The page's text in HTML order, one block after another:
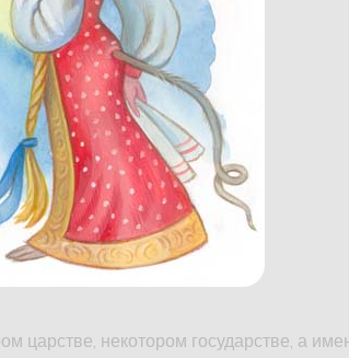
царстве, некотором государстве, а